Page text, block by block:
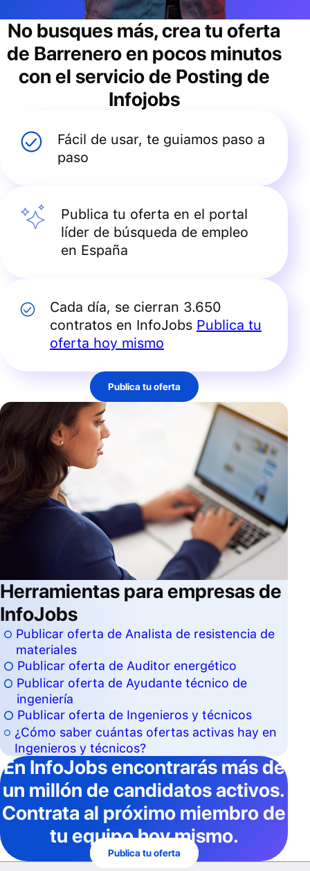
No busques más, crea tu oferta
de Barreneroen pocos minutos
con el servicio de Posting de
Infojobs
Fácil de usar, te guiamos paso a
paso
Publica tu oferta en el portal
líder de búsqueda de empleo
en España
Cada día, se cierran 3.650
contratos en InfoJobs Publica tu
oferta hoy mismo
Publica tu oferta
Herramientas para empresas de
InfoJobs
Publicar oferta de Analista de resistencia de
materiales
Publicar oferta de Auditor energético
Publicar oferta de Ayudante técnico de
ingeniería
Publicar oferta de Ingenieros y técnicos
¿Cómo saber cuántas ofertas activas hay en
Ingenieros y técnicos?
En InfoJobsencontrarás más de
un millón de candidatos activos.
Contrata al próximo miembro de
tu equipo hoy mismo.
Publica tu oferta